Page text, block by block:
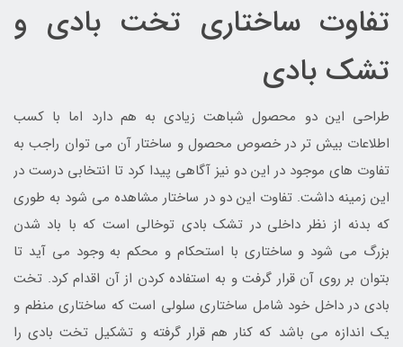
تفاوت ساختاری تخت بادی و
تشک بادی
طراحی این دو محصول شباهت زیادی به هم دارد اما با کسب
اطلاعات بیش تر در خصوص محصول و ساختار آن می توان راجب به
تفاوت های موجود در این دو نیز آگاهی پیدا کرد تا انتخابی درست در
این زمینه داشت. تفاوت این دو در ساختار مشاهده می شود به طوری
که بدنه از نظر داخلی در تشک بادی توخالی است که با باد شدن
بزرگ می شود و ساختاری با استحکام و محکم به وجود می آید تا
بتوان بر روی آن قرار گرفت و به استفاده کردن از آن اقدام کرد. تخت
بادی در داخل خود شامل ساختاری سلولی است که ساختاری منظم و
یک اندازه می باشد که کنار هم قرار گرفته و تشکیل تخت بادی را